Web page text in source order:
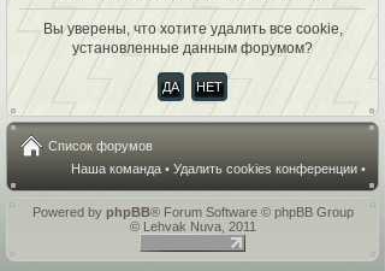
Вы уверены, что хотите удалить все cookie,
установленные данным форумом?
Список форумов
Наша команда • Удалить cookies конференции •
Powered by phpBB® Forum Software © phpBB Group
© Lehvak Nuva, 2011